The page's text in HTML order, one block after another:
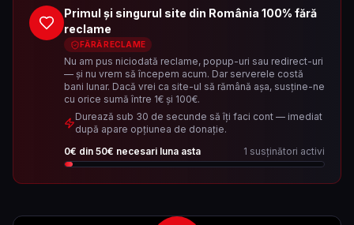
Primul și singurul site din România 100% fără
reclame
FĂRĂ RECLAME
Nu am pus niciodată reclame, popup-uri sau redirect-uri
— și nu vrem să începem acum. Dar serverele costă
bani lunar. Dacă vrei ca site-ul să rămână așa, susține-ne
cu orice sumă între 1€ și 100€.
Durează sub 30 de secunde să îți faci cont — imediat
după apare opțiunea de donație.
0€ din 50€ necesari luna asta 1 susținători activi